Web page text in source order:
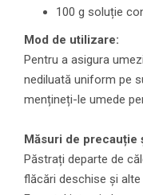
100 g soluție
Mod de utilizare:
Pentru a asigura
nediluată uniform pe
mențineți-le umede
Măsuri de precauție
Păstrați departe de
flăcări deschise și